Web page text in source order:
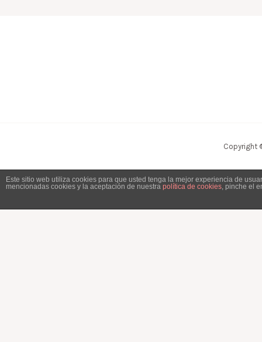
Copyright
Este sitio web utiliza cookies para que usted tenga la mejor experiencia de
mencionadas cookies y la aceptación de nuestra política de cookies, pinche el